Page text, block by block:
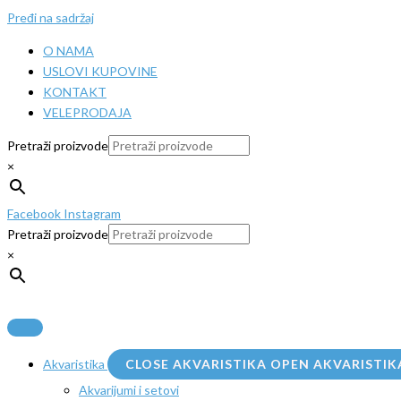
Pređi na sadržaj
O NAMA
USLOVI KUPOVINE
KONTAKT
VELEPRODAJA
Pretraži proizvode
×
Facebook Instagram
Pretraži proizvode
×
Akvaristika CLOSE AKVARISTIKA OPEN
Akvarijumi i setovi